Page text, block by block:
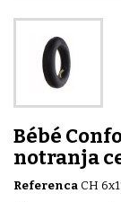
Bébé
notranja
Referenca CH